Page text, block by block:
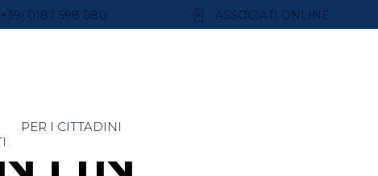
0187 598 080 ASSOCIATI ONLINE
PER I CITTADINI